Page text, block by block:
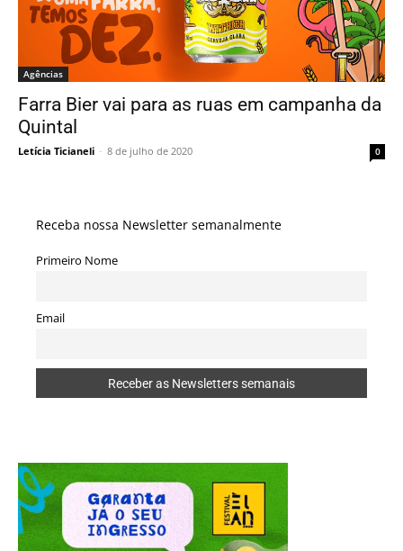
Agências
Farra Bier vai para as ruas em campanha da
Quintal
Letícia Ticianeli - 8 de julho de 2020 0
Receba nossa Newsletter semanalmente
Primeiro Nome
Email